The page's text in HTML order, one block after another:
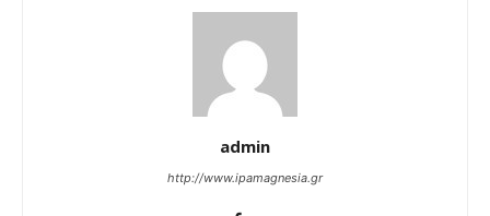
admin
http://www.ipamagnesia.gr